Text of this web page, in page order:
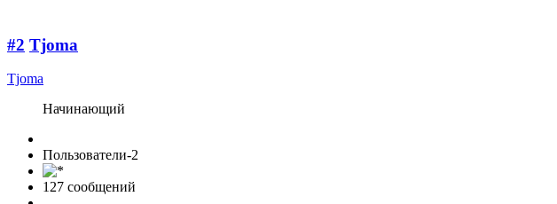
#2 Tjoma
Tjoma
Начинающий
Пользователи-2
127 cообщений